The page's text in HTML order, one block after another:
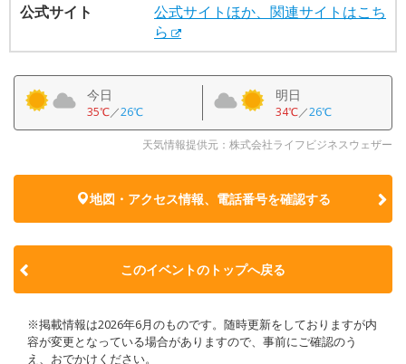
公式サイト
公式サイトほか、関連サイトはこち
ら
今日
35℃／26℃
明日
34℃／26℃
天気情報提供元：株式会社ライフビジネスウェザー
地図・アクセス情報、電話番号を確認する
このイベントのトップへ戻る
※掲載情報は2026年6月のものです。随時更新をしておりますが内
容が変更となっている場合がありますので、事前にご確認のう
え、おでかけください。